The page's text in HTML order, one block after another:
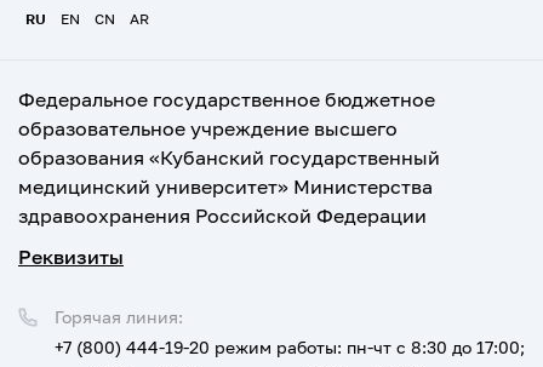
RU EN CN AR
Федеральное государственное бюджетное
образовательное учреждение высшего
образования «Кубанский государственный
медицинский университет» Министерства
здравоохранения Российской Федерации
Реквизиты
Горячая линия:
+7 (800) 444-19-20 режим работы: пн-чт с 8:30 до 17:00;